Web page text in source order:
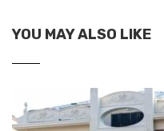
YOU MAY ALSO LIKE